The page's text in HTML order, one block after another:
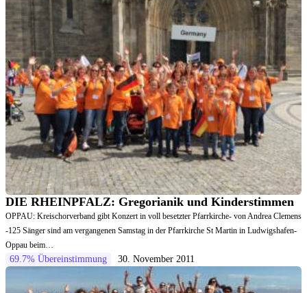
DIE RHEINPFALZ: Gregorianik und Kinderstimmen
OPPAU: Kreischorverband gibt Konzert in voll besetzter Pfarrkirche- von Andrea Clemens
-125 Sänger sind am vergangenen Samstag in der Pfarrkirche St Martin in Ludwigshafen-
Oppau beim…
69.7% Übereinstimmung 30. November 2011